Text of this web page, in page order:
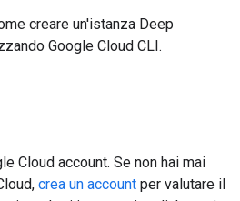
creare un'istanza Deep
Google Cloud CLI.
Cloud account. Se non hai mai
crea un account per valutare il